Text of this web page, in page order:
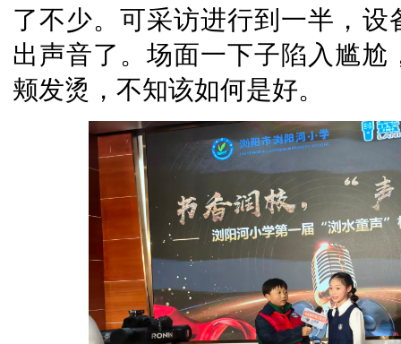
了不少。可采访进行到一半，
出声音了。场面一下子陷入尴
颊发烫，不知该如何是好。